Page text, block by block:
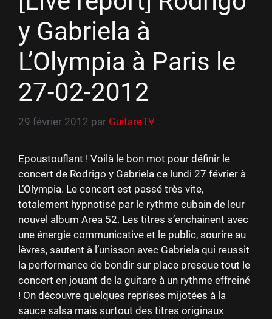
y Gabriela à
L’Olympia à Paris le
27-02-2012
29 février 2012 par GuitareTV
Epoustouflant ! Voilà le bon mot pour définir le
concert de Rodrigo y Gabriela ce lundi 27 février à
L’Olympia. Le concert est passé très vite,
totalement hypnotisé par le rythme cubain de leur
nouvel album Area 52. Les titres s’enchainent avec
une énergie communicative et le public, sourire au
lèvres, sautent à l’unisson avec Gabriela qui reussit
la performance de bondir sur place presque tout le
concert en jouant de la guitare à un rythme effreiné
! On découvre quelques reprises mijotées à la
sauce salsa mais surtout des titres originaux